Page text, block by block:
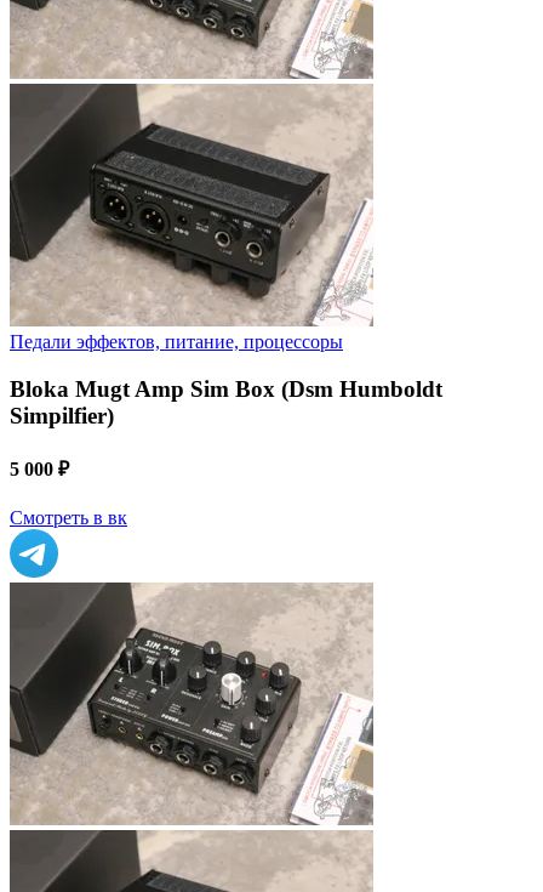
Педали эффектов, питание, процессоры
Bloka Mugt Amp Sim Box (Dsm Humboldt
Simpilfier)
5 000 ₽
Смотреть в вк